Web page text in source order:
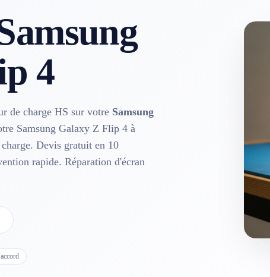
4
de charge HS sur votre Samsung
Samsung Galaxy Z Flip 4 à
Devis gratuit en 10
rapide. Réparation d'écran